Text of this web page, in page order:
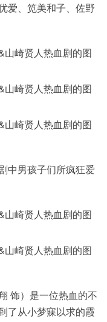
爱、笕美和子、佐野
中男孩子们所疯狂爱
饰）是一位热血的不
了从小梦寐以求的霞